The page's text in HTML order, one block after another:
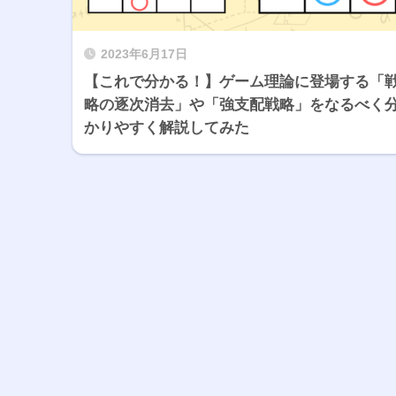
2023年6月17日
【これで分かる！】ゲーム理論に登場する「
略の逐次消去」や「強支配戦略」をなるべく
かりやすく解説してみた